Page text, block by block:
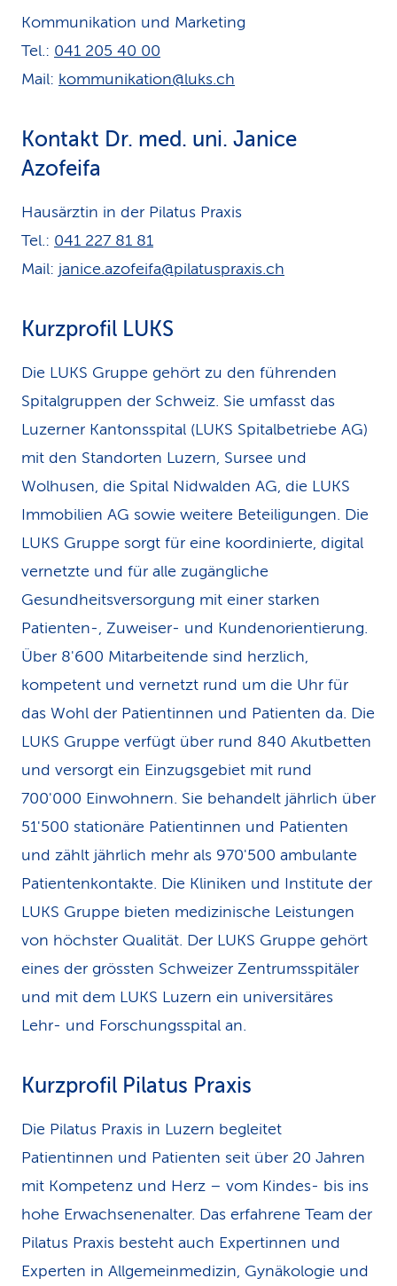
Kommunikation und Marketing
Tel.: 041 205 40 00
Mail: kommunikation@luks.ch
Kontakt Dr. med. uni. Janice
Azofeifa
Hausärztin in der Pilatus Praxis
Tel.: 041 227 81 81
Mail: janice.azofeifa@pilatuspraxis.ch
Kurzprofil LUKS
Die LUKS Gruppe gehört zu den führenden
Spitalgruppen der Schweiz. Sie umfasst das
Luzerner Kantonsspital (LUKS Spitalbetriebe AG)
mit den Standorten Luzern, Sursee und
Wolhusen, die Spital Nidwalden AG, die LUKS
Immobilien AG sowie weitere Beteiligungen. Die
LUKS Gruppe sorgt für eine koordinierte, digital
vernetzte und für alle zugängliche
Gesundheitsversorgung mit einer starken
Patienten-, Zuweiser- und Kundenorientierung.
Über 8'600 Mitarbeitende sind herzlich,
kompetent und vernetzt rund um die Uhr für
das Wohl der Patientinnen und Patienten da. Die
LUKS Gruppe verfügt über rund 840 Akutbetten
und versorgt ein Einzugsgebiet mit rund
700'000 Einwohnern. Sie behandelt jährlich über
51'500 stationäre Patientinnen und Patienten
und zählt jährlich mehr als 970'500 ambulante
Patientenkontakte. Die Kliniken und Institute der
LUKS Gruppe bieten medizinische Leistungen
von höchster Qualität. Der LUKS Gruppe gehört
eines der grössten Schweizer Zentrumsspitäler
und mit dem LUKS Luzern ein universitäres
Lehr- und Forschungsspital an.
Kurzprofil Pilatus Praxis
Die Pilatus Praxis in Luzern begleitet
Patientinnen und Patienten seit über 20 Jahren
mit Kompetenz und Herz – vom Kindes- bis ins
hohe Erwachsenenalter. Das erfahrene Team der
Pilatus Praxis besteht auch Expertinnen und
Experten in Allgemeinmedizin, Gynäkologie und